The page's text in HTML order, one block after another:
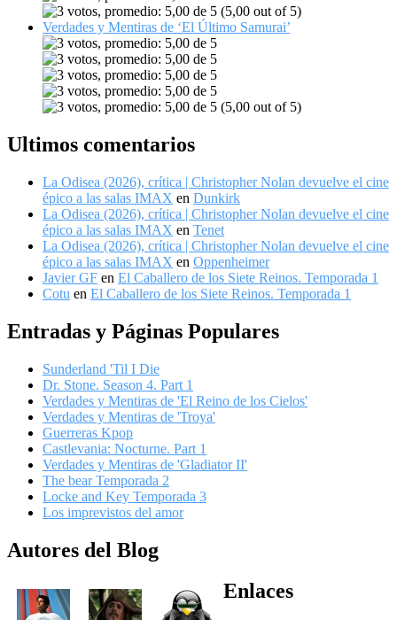
(5,00 out of 5)
Verdades y Mentiras de ‘El Último Samurai’
(5,00 out of 5)
Ultimos comentarios
La Odisea (2026), crítica | Christopher Nolan devuelve el cine
épico a las salas IMAX en Dunkirk
La Odisea (2026), crítica | Christopher Nolan devuelve el cine
épico a las salas IMAX en Tenet
La Odisea (2026), crítica | Christopher Nolan devuelve el cine
épico a las salas IMAX en Oppenheimer
Javier GF en El Caballero de los Siete Reinos. Temporada 1
Cotu en El Caballero de los Siete Reinos. Temporada 1
Entradas y Páginas Populares
Sunderland 'Til I Die
Dr. Stone. Season 4. Part 1
Verdades y Mentiras de 'El Reino de los Cielos'
Verdades y Mentiras de 'Troya'
Guerreras Kpop
Castlevania: Nocturne. Part 1
Verdades y Mentiras de 'Gladiator II'
The bear Temporada 2
Locke and Key Temporada 3
Los imprevistos del amor
Autores del Blog
Enlaces